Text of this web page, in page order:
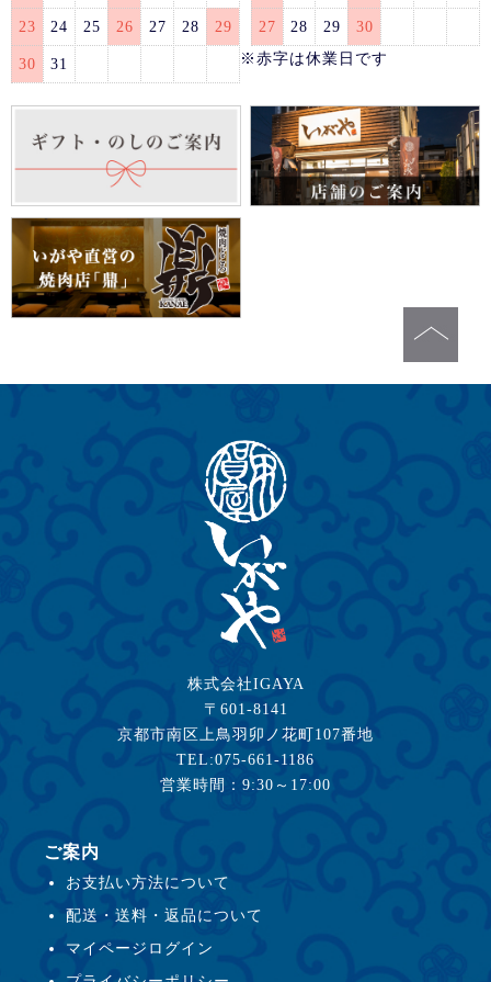
23 24 25 26 27 28 29
30 31
27 28 29
30
※赤字は休業日です
株式会社IGAYA
〒601-8141
京都市南区上鳥羽卯ノ花町107番地
TEL:075-661-1186
営業時間：9:30～17:00
ご案内
お支払い方法について
配送・送料・返品について
マイページログイン